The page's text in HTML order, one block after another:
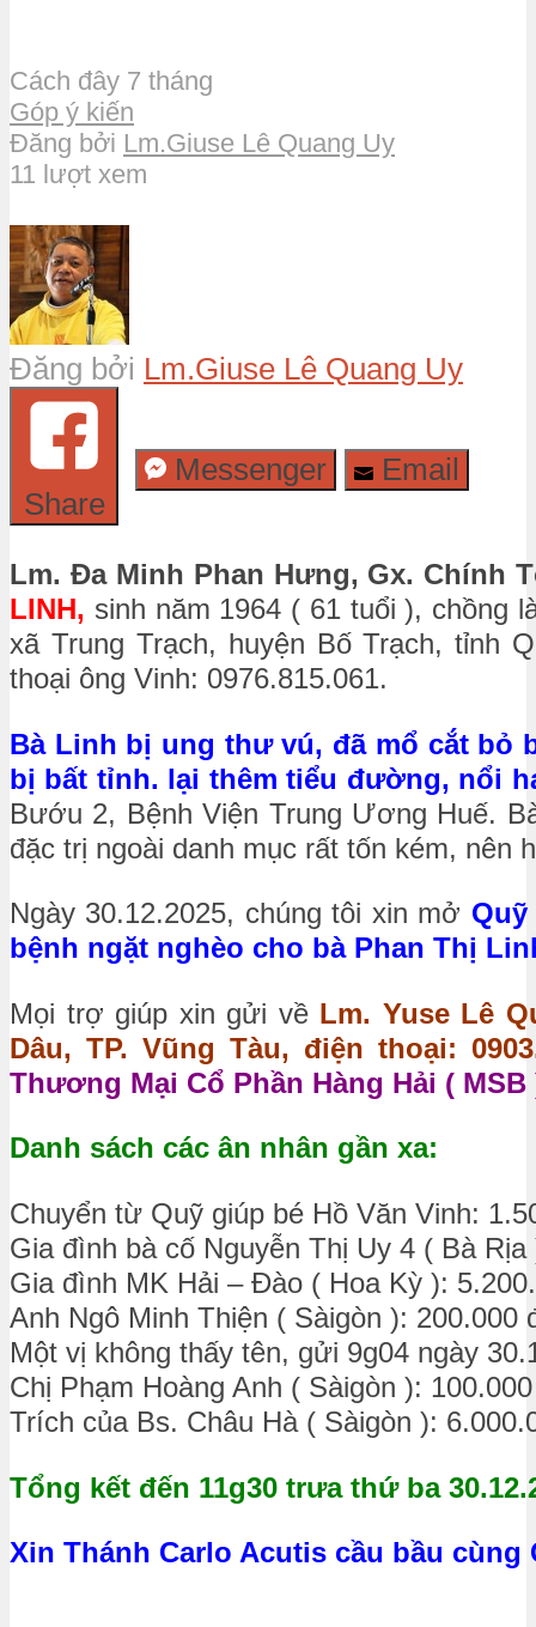
Cách đây 7 tháng
Góp ý kiến
Đăng bởi Lm.Giuse Lê Quang Uy
11 lượt xem
Đăng bởi Lm.Giuse Lê Quang Uy
Share
Messenger Email
Lm. Đa Minh Phan Hưng, Gx. Chính
LINH, sinh năm 1964 ( 61 tuổi ), chồng
xã Trung Trạch, huyện Bố Trạch, tỉnh
thoại ông Vinh: 0976.815.061.
Bà Linh bị ung thư vú, đã mổ cắt bỏ
bị bất tỉnh. lại thêm tiểu đường, nổi
Bướu 2, Bệnh Viện Trung Ương Huế.
đặc trị ngoài danh mục rất tốn kém, nên
Ngày 30.12.2025, chúng tôi xin mở
bệnh ngặt nghèo cho bà Phan Thị
Mọi trợ giúp xin gửi về Lm. Yuse Lê
Dâu, TP. Vũng Tàu, điện thoại:
Thương Mại Cổ Phần Hàng Hải ( MSB
Danh sách các ân nhân gần xa:
Chuyển từ Quỹ giúp bé Hồ Văn Vinh:
Gia đình bà cố Nguyễn Thị Uy 4 ( Bà
Gia đình MK Hải – Đào ( Hoa Kỳ ):
Anh Ngô Minh Thiện ( Sàigòn ): 200.000
Một vị không thấy tên, gửi 9g04 ngày
Chị Phạm Hoàng Anh ( Sàigòn ):
Trích của Bs. Châu Hà ( Sàigòn ):
Tổng kết đến 11g30 trưa thứ ba
Xin Thánh Carlo Acutis cầu bầu